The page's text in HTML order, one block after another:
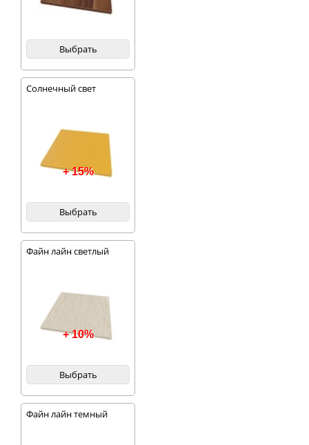
Выбрать
Солнечный свет
+ 15%
Выбрать
Файн лайн светлый
+ 10%
Выбрать
Файн лайн темный